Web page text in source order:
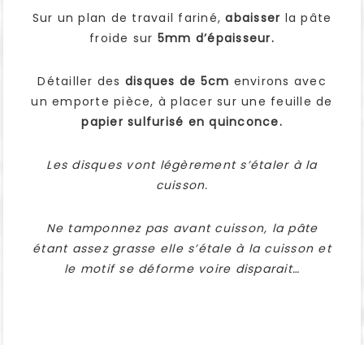
Sur un plan de travail fariné,abaisser la pâte
froide sur 5mm d’épaisseur.
Détailler des disques de 5cm environs avec
un emporte pièce, à placer sur une feuille de
papier sulfurisé en quinconce.
Les disques vont légèrement s’étaler à la
cuisson.
Ne tamponnez pas avant cuisson, la pâte
étant assez grasse elle s’étale à la cuisson et
le motif se déforme voire disparait…